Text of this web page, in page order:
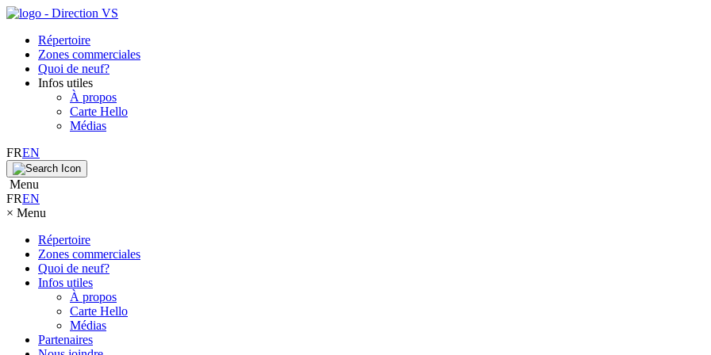
Répertoire
Zones commerciales
Quoi de neuf?
Infos utiles
À propos
Carte Hello
Médias
FREN
Menu
FREN
× Menu
Répertoire
Zones commerciales
Quoi de neuf?
Infos utiles
À propos
Carte Hello
Médias
Partenaires